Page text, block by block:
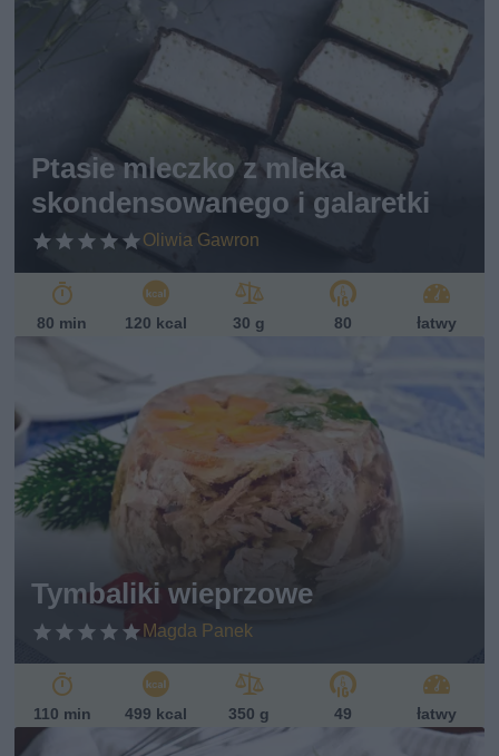
Ptasie mleczko z mleka
skondensowanego i galaretki
Oliwia Gawron
80 min 120 kcal 30 g 80 łatwy
Tymbaliki wieprzowe
Magda Panek
110 min 499 kcal 350 g 49 łatwy